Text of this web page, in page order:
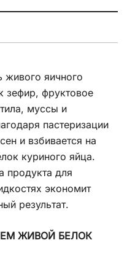
живого яичного
зефир, фруктовое
муссы и
пастеризации
и взбивается на
куриного яйца.
продукта для
экономит
результат.
ЖИВОЙ БЕЛОК